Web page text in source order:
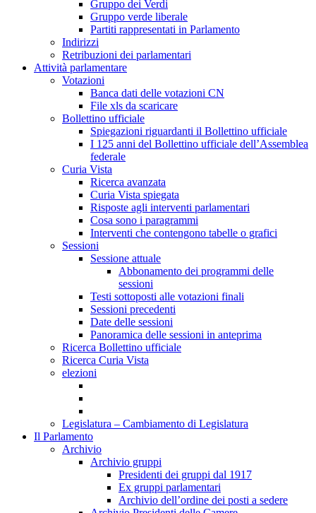
Gruppo dei Verdi
Gruppo verde liberale
Partiti rappresentati in Parlamento
Indirizzi
Retribuzioni dei parlamentari
Attività parlamentare
Votazioni
Banca dati delle votazioni CN
File xls da scaricare
Bollettino ufficiale
Spiegazioni riguardanti il Bollettino ufficiale
I 125 anni del Bollettino ufficiale dell’Assemblea
federale
Curia Vista
Ricerca avanzata
Curia Vista spiegata
Risposte agli interventi parlamentari
Cosa sono i paragrammi
Interventi che contengono tabelle o grafici
Sessioni
Sessione attuale
Abbonamento dei programmi delle
sessioni
Testi sottoposti alle votazioni finali
Sessioni precedenti
Date delle sessioni
Panoramica delle sessioni in anteprima
Ricerca Bollettino ufficiale
Ricerca Curia Vista
elezioni
Legislatura – Cambiamento di Legislatura
Il Parlamento
Archivio
Archivio gruppi
Presidenti dei gruppi dal 1917
Ex gruppi parlamentari
Archivio dell’ordine dei posti a sedere